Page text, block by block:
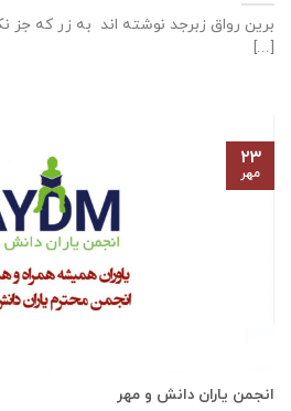
برین رواق زبرجد نوشته اند به زر که جز
[...]
انجمن یاران دانش و مهر
۲۳
مهر